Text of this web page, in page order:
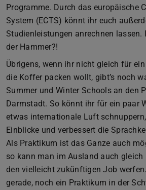
Programme. Durch das europäische
System (ECTS) könnt ihr euch
Studienleistungen anrechnen
der Hammer?!
Übrigens, wenn ihr nicht gleich für
die Koffer packen wollt, gibt’s noch
Summer und Winter Schools an den
Darmstadt. So könnt ihr für ein paar
etwas internationale Luft
Einblicke und verbessert die
Als Praktikum ist das Ganze auch
so kann man im Ausland auch gleich
den vielleicht zukünftigen Job
gerade, noch ein Praktikum in der